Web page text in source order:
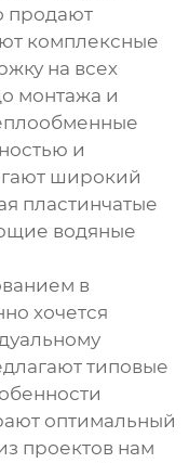
продают
комплексные
на всех
монтажа и
и
широкий
пластинчатые
водяные
в
хочется
типовые
оптимальный
проектов нам